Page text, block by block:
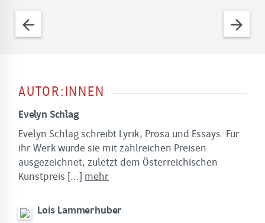
arrow_back arrow_forward
AUTOR:INNEN
Evelyn Schlag
Evelyn Schlag schreibt Lyrik, Prosa und Essays. Für
ihr Werk wurde sie mit zahlreichen Preisen
ausgezeichnet, zuletzt dem Österreichischen
Kunstpreis [...] mehr
Lois Lammerhuber